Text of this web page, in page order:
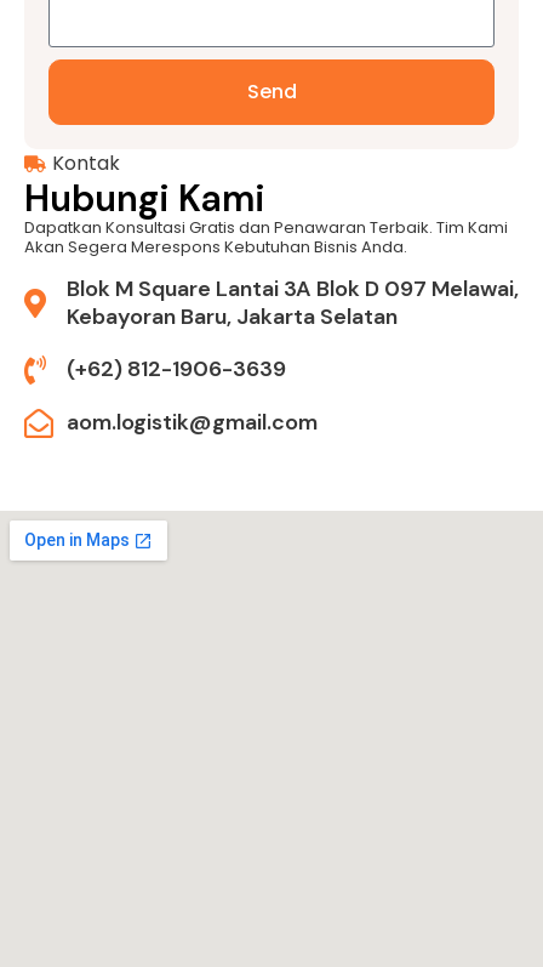
Kontak
Hubungi Kami
Dapatkan Konsultasi Gratis dan Penawaran Terbaik. Tim Kami
Akan Segera Merespons Kebutuhan Bisnis Anda.
Blok M Square Lantai 3A Blok D 097 Melawai,
Kebayoran Baru, Jakarta Selatan
(+62) 812-1906-3639
aom.logistik@gmail.com
Send